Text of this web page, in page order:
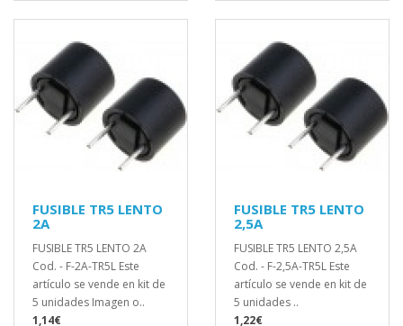
FUSIBLE TR5 LENTO
2A
FUSIBLE TR5 LENTO 2A
Cod. - F-2A-TR5L Este
artículo se vende en kit de
5 unidades Imagen o..
1,14€
FUSIBLE TR5 LENTO
2,5A
FUSIBLE TR5 LENTO 2,5A
Cod. - F-2,5A-TR5L Este
artículo se vende en kit de
5 unidades ..
1,22€